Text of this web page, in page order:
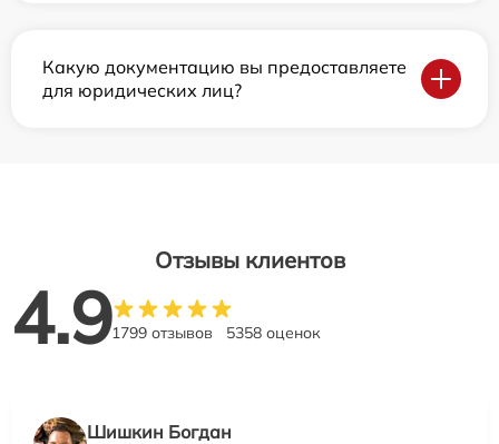
Какую документацию вы предоставляете
для юридических лиц?
Отзывы клиентов
4.91799 отзывов 5358 оценок
Шишкин Богдан